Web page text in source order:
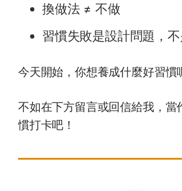
換做法 ≠ 不做
習慣失敗是設計問題，
今天開始，你想養成什麼好習慣
不如在下方留言或回信給我，當
慣打卡吧！